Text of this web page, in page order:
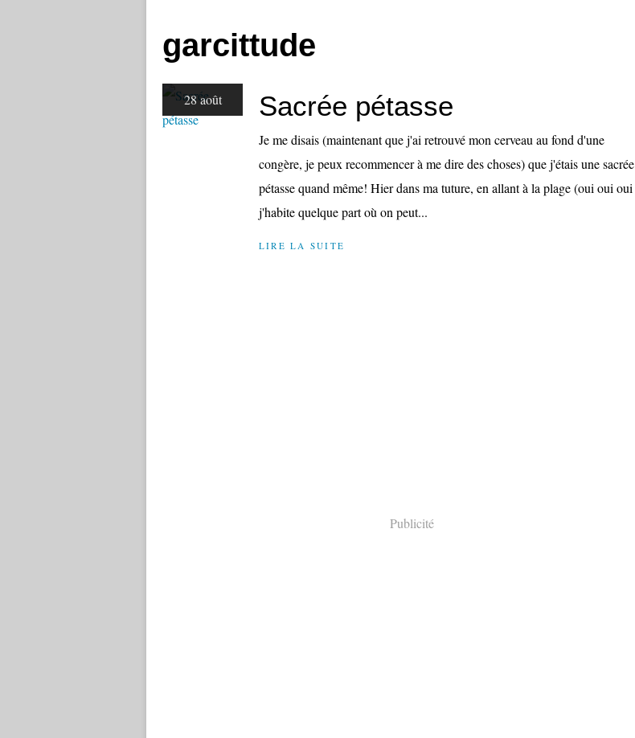
garcittude
28 août Sacrée pétasse
Je me disais (maintenant que j'ai retrouvé mon cerveau au fond d'une
congère, je peux recommencer à me dire des choses) que j'étais une sacrée
pétasse quand même! Hier dans ma tuture, en allant à la plage (oui oui oui
j'habite quelque part où on peut...
LIRE LA SUITE
Publicité